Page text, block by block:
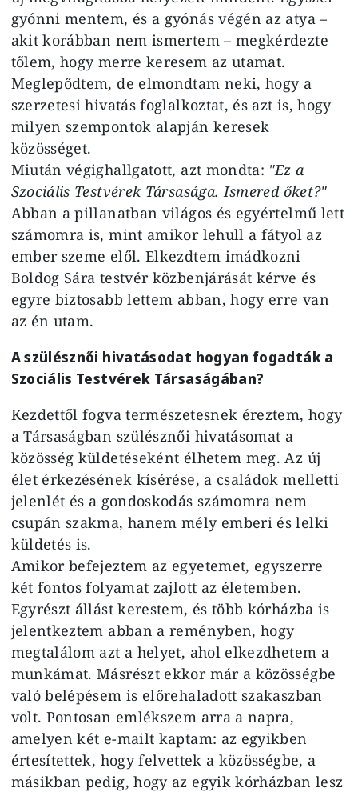
gyónni mentem, és a gyónás végén az atya –
akit korábban nem ismertem – megkérdezte
tőlem, hogy merre keresem az utamat.
Meglepődtem, de elmondtam neki, hogy a
szerzetesi hivatás foglalkoztat, és azt is, hogy
milyen szempontok alapján keresek
közösséget.
Miután végighallgatott, azt mondta: "Ez a
Szociális Testvérek Társasága. Ismered őket?"
Abban a pillanatban világos és egyértelmű lett
számomra is, mint amikor lehull a fátyol az
ember szeme elől. Elkezdtem imádkozni
Boldog Sára testvér közbenjárását kérve és
egyre biztosabb lettem abban, hogy erre van
az én utam.
A szülésznői hivatásodat hogyan fogadták a
Szociális Testvérek Társaságában?
Kezdettől fogva természetesnek éreztem, hogy
a Társaságban szülésznői hivatásomat a
közösség küldetéseként élhetem meg. Az új
élet érkezésének kísérése, a családok melletti
jelenlét és a gondoskodás számomra nem
csupán szakma, hanem mély emberi és lelki
küldetés is.
Amikor befejeztem az egyetemet, egyszerre
két fontos folyamat zajlott az életemben.
Egyrészt állást kerestem, és több kórházba is
jelentkeztem abban a reményben, hogy
megtalálom azt a helyet, ahol elkezdhetem a
munkámat. Másrészt ekkor már a közösségbe
való belépésem is előrehaladott szakaszban
volt. Pontosan emlékszem arra a napra,
amelyen két e-mailt kaptam: az egyikben
értesítettek, hogy felvettek a közösségbe, a
másikban pedig, hogy az egyik kórházban lesz